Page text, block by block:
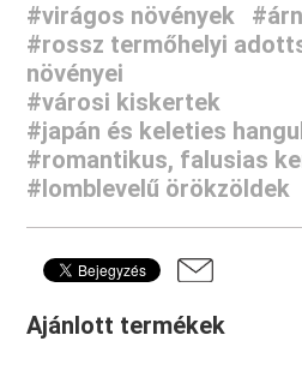
#virágos növények
#rossz termőhelyi
növényei
#városi kiskertek
#japán és keleties
#romantikus, falusias
#lomblevelű örökzöldek
Ajánlott termékek